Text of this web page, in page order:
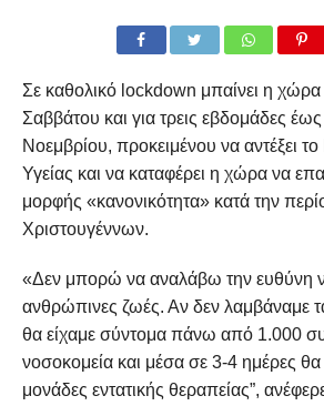
Σε καθολικό lockdown μπαίνει η
Σαββάτου και για τρεις εβδομάδες έως
Νοεμβρίου, προκειμένου να αντέξει
Υγείας και να καταφέρει η χώρα να
μορφής «κανονικότητα» κατά την
Χριστουγέννων.
«Δεν μπορώ να αναλάβω την ευθύνη
ανθρώπινες ζωές. Αν δεν λαμβάναμε
θα είχαμε σύντομα πάνω από 1.000
νοσοκομεία και μέσα σε 3-4 ημέρες θα
μονάδες εντατικής θεραπείας”,